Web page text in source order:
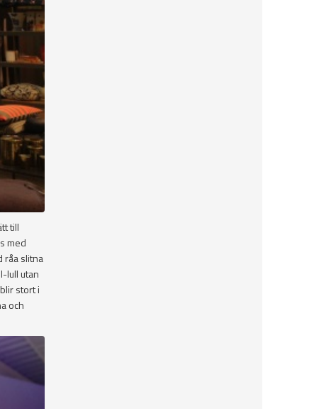
till
med
råa slitna
lull utan
stort i
och